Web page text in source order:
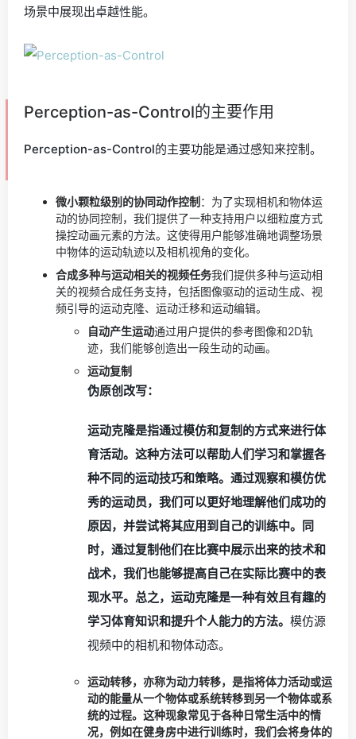
场景中展现出卓越性能。
Perception-as-Control的主要作用
Perception-as-Control的主要功能是通过感知来控制。
微小颗粒级别的协同动作控制 ：为了实现相机和物体运
动的协同控制，我们提供了一种支持用户以细粒度方式
操控动画元素的方法。这使得用户能够准确地调整场景
中物体的运动轨迹以及相机视角的变化。
合成多种与运动相关的视频任务我们提供多种与运动相
关的视频合成任务支持，包括图像驱动的运动生成、视
频引导的运动克隆、运动迁移和运动编辑。
自动产生运动通过用户提供的参考图像和2D轨
迹，我们能够创造出一段生动的动画。
运动复制
伪原创改写：
运动克隆是指通过模仿和复制的方式来进行体
育活动。这种方法可以帮助人们学习和掌握各
种不同的运动技巧和策略。通过观察和模仿优
秀的运动员，我们可以更好地理解他们成功的
原因，并尝试将其应用到自己的训练中。同
时，通过复制他们在比赛中展示出来的技术和
战术，我们也能够提高自己在实际比赛中的表
现水平。总之，运动克隆是一种有效且有趣的
学习体育知识和提升个人能力的方法。 模仿源
视频中的相机和物体动态。
运动转移，亦称为动力转移，是指将体力活动或运
动的能量从一个物体或系统转移到另一个物体或系
统的过程。这种现象常见于各种日常生活中的情
况，例如在健身房中进行训练时，我们会将身体的